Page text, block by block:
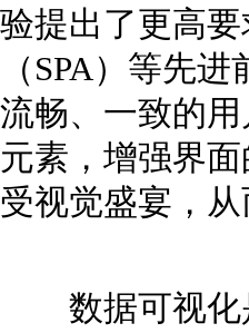
验提出了更高
（SPA）等先
流畅、一致的
元素，增强界
受视觉盛宴，
数据可视化